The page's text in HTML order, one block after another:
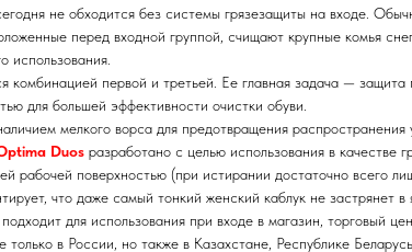
не обходится без системы грязезащиты на входе.
перед входной группой, счищают крупные комья
использования.
комбинацией первой и третьей. Ее главная задача —
для большей эффективности очистки обуви.
мелкого ворса для предотвращения
Duos разработано с целью использования в качестве
рабочей поверхностью (при истирании достаточно всего
что даже самый тонкий женский каблук не застрянет
для использования при входе в магазин, торговый
в России, но также в Казахстане, Республике